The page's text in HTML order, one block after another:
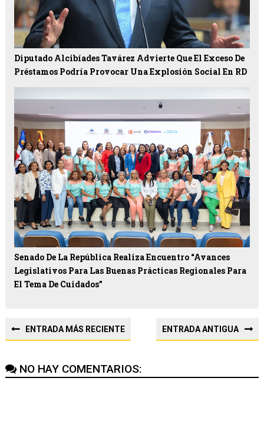
Diputado Alcibíades Tavárez Advierte Que El Exceso De
Préstamos Podría Provocar Una Explosión Social En RD
Senado De La República Realiza Encuentro “Avances
Legislativos Para Las Buenas Prácticas Regionales Para
El Tema De Cuidados”
ENTRADA MÁS RECIENTE ENTRADA ANTIGUA
NO HAY COMENTARIOS: